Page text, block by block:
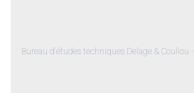
Bureau d'études techniques Delage & Couliou -